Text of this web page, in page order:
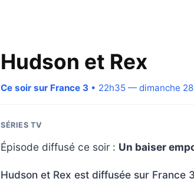
Hudson et Rex
Ce soir sur France 3 • 22h35 — dimanche
SÉRIES TV
Épisode diffusé ce soir : Un baiser
Hudson et Rex est diffusée sur France